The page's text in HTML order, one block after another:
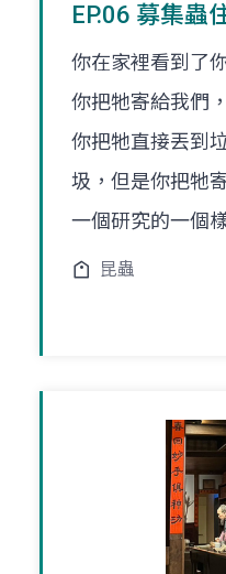
EP.06 募集蟲
你在家裡看到了
你把牠寄給我們
你把牠直接丟到
圾，但是你把牠
一個研究的一個
昆蟲